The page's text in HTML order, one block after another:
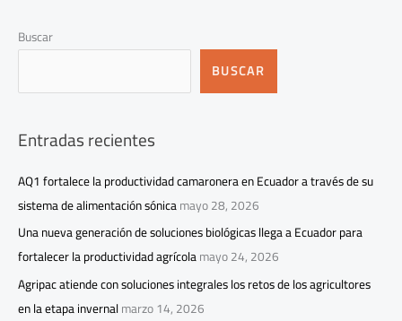
Buscar
BUSCAR
Entradas recientes
AQ1 fortalece la productividad camaronera en Ecuador a través de su
sistema de alimentación sónicamayo 28, 2026
Una nueva generación de soluciones biológicas llega a Ecuador para
fortalecer la productividad agrícolamayo 24, 2026
Agripac atiende con soluciones integrales los retos de los agricultores
en la etapa invernalmarzo 14, 2026